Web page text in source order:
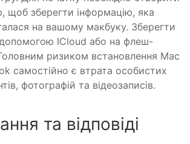
щоб зберегти інформацію, яка
на вашому макбуку. Зберегти
ICloud або на флеш-
ризиком встановлення Mac
самостійно є втрата особистих
фотографій та відеозаписів.
та відповіді